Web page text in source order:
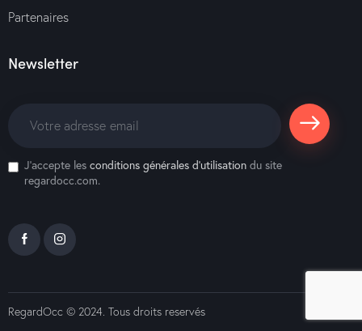
Partenaires
Newsletter
S'abonne
J'accepte les conditions générales d’utilisation du site
regardocc.com.
RegardOcc © 2024. Tous droits reservés